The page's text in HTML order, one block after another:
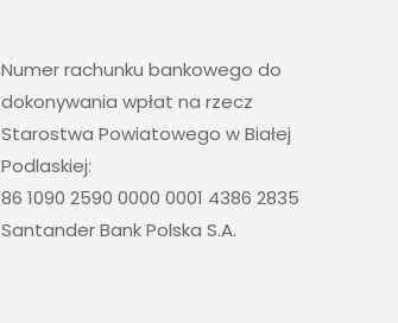
Numer rachunku bankowego do
dokonywania wpłat na rzecz
Starostwa Powiatowego w Białej
Podlaskiej:
86 1090 2590 0000 0001 4386 2835
Santander Bank Polska S.A.